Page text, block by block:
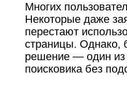
Многих
Некоторые даже
перестают
страницы. Однако,
решение — один из
поисковика без